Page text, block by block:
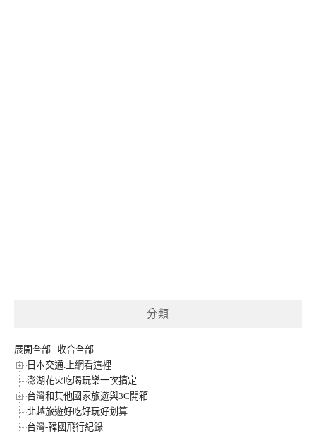
分類
展開全部 | 收合全部
日本交通.上網看這裡
澎湖花火吃喝玩樂一次搞定
台灣和其他國家旅遊與3C開箱
北越旅遊好吃好玩好划算
台灣-韓國飛行紀錄